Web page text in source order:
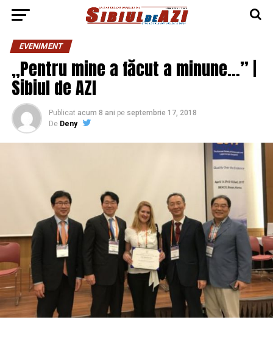
EVENIMENT
„Pentru mine a făcut a minune…” |
Sibiul de AZI
Publicat acum 8 ani pe septembrie 17, 2018
De Deny